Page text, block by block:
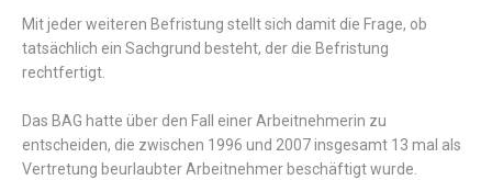
Mit jeder weiteren Befristung stellt sich damit die Frage, ob
tatsächlich ein Sachgrund besteht, der die Befristung
rechtfertigt.
Das BAG hatte über den Fall einer Arbeitnehmerin zu
entscheiden, die zwischen 1996 und 2007 insgesamt 13 mal als
Vertretung beurlaubter Arbeitnehmer beschäftigt wurde.